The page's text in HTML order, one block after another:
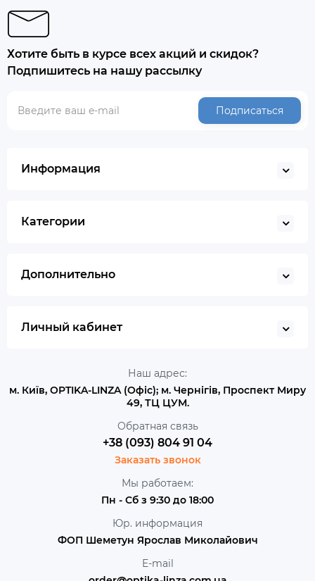
Хотите быть в курсе всех акций и скидок?
Подпишитесь на нашу рассылку
Подписаться
Информация
Категории
Дополнительно
Личный кабинет
Наш адрес:
м. Київ, OPTIKA-LINZA (Офіс); м. Чернігів, Проспект Миру
49, ТЦ ЦУМ.
Обратная связь
+38 (093) 804 91 04
Заказать звонок
Мы работаем:
Пн - Сб з 9:30 до 18:00
Юр. информация
ФОП Шеметун Ярослав Миколайович
E-mail